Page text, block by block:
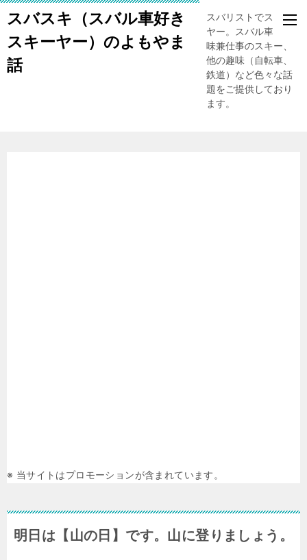
スバスキ（スバル車好き
スキーヤー）のよもやま
話
スバリストでスキー
ヤー。スバル車、趣
味兼仕事のスキー、
他の趣味（自転車、
鉄道）など色々な話
題をご提供しており
ます。
※ 当サイトはプロモーションが含まれています。
明日は【山の日】です。山に登りましょう。